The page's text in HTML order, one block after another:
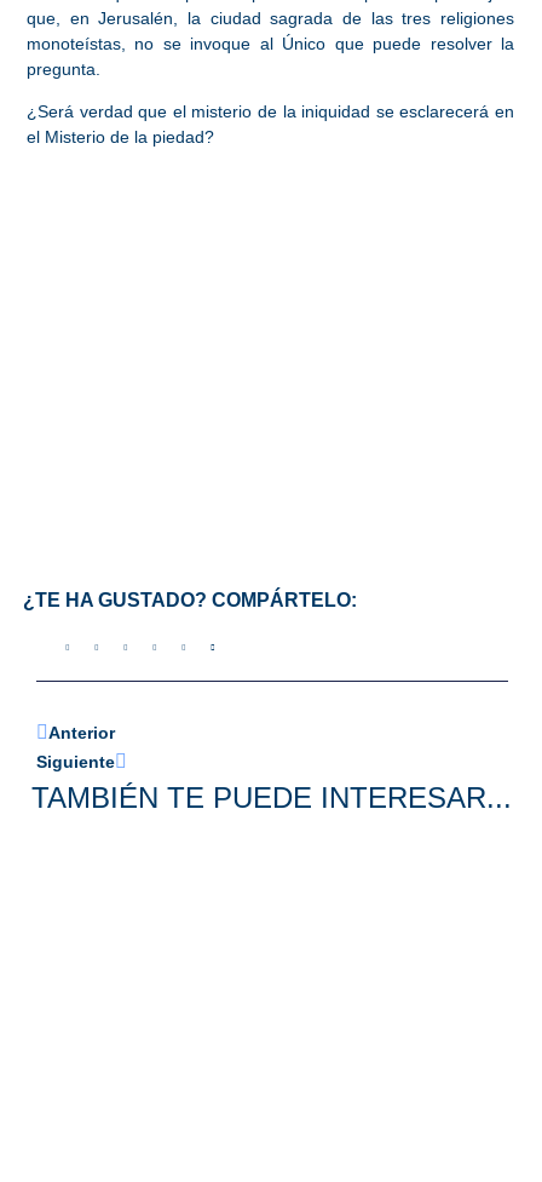
que, en Jerusalén, la ciudad sagrada de las tres religiones
monoteístas, no se invoque al Único que puede resolver la
pregunta.
¿Será verdad que el misterio de la iniquidad se esclarecerá en
el Misterio de la piedad?
¿TE HA GUSTADO? COMPÁRTELO:
Anterior
Siguiente
TAMBIÉN TE PUEDE INTERESAR...